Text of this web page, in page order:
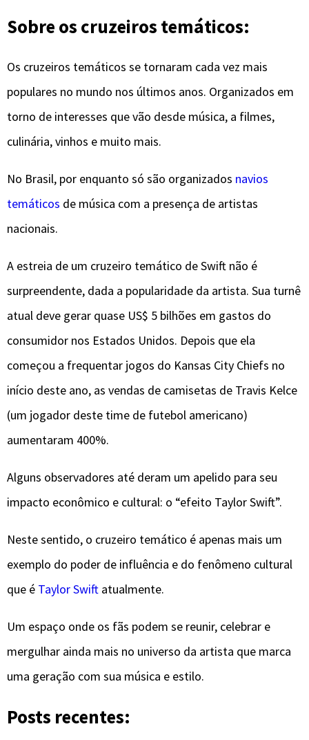
Sobre os cruzeiros temáticos:
Os cruzeiros temáticos se tornaram cada vez mais
populares no mundo nos últimos anos. Organizados em
torno de interesses que vão desde música, a filmes,
culinária, vinhos e muito mais.
No Brasil, por enquanto só são organizados navios
temáticos de música com a presença de artistas
nacionais.
A estreia de um cruzeiro temático de Swift não é
surpreendente, dada a popularidade da artista. Sua turnê
atual deve gerar quase US$ 5 bilhões em gastos do
consumidor nos Estados Unidos. Depois que ela
começou a frequentar jogos do Kansas City Chiefs no
início deste ano, as vendas de camisetas de Travis Kelce
(um jogador deste time de futebol americano)
aumentaram 400%.
Alguns observadores até deram um apelido para seu
impacto econômico e cultural: o “efeito Taylor Swift”.
Neste sentido, o cruzeiro temático é apenas mais um
exemplo do poder de influência e do fenômeno cultural
que é Taylor Swift atualmente.
Um espaço onde os fãs podem se reunir, celebrar e
mergulhar ainda mais no universo da artista que marca
uma geração com sua música e estilo.
Posts recentes: